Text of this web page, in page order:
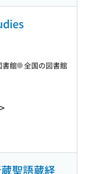
書館 全国の図書館
聖語蔵経